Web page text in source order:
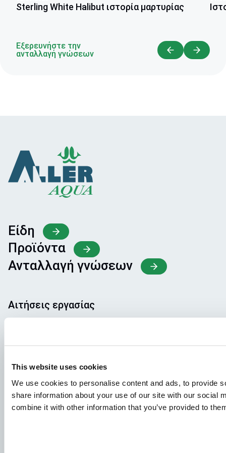
This website uses cookies
We use cookies to personalise content and ads, to provide
share information about your use of our site with our social
combine it with other information that you’ve provided to
Sterling White Halibut ιστορία μαρτυρίας
Εξερευνήστε την
ανταλλαγή γνώσεων
Είδη
Προϊόντα
Ανταλλαγή γνώσεων
Αιτήσεις εργασίας
εργασίας για την οποία ενδιαφέρεστε. Ανυπομονούμε να
Επισκεφθείτε τις ανοιχτές θέσεις εργασίας μας